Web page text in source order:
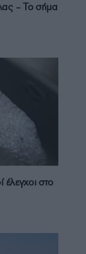
– Το σήμα
έλεγχοι στο